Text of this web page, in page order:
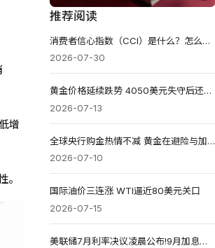
增
。
推荐阅读
消费者信心指数（CCI）是什么？怎么看数据、影响与投资策略
2026-07-30
黄金价格延续跌势 4050美元失守后还能反弹吗？
2026-07-13
全球央行购金热情不减 黄金在避险与加息夹缝中求生
2026-07-10
国际油价三连涨 WTI逼近80美元关口
2026-07-15
美联储7月利率决议凌晨公布!9月加息能否定调?